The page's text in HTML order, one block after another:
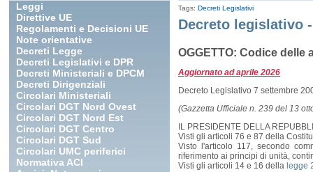
Leggi
Direttive UE
Regolamenti e Decisioni UE
Note orientative
Decreti Legge
Decreti Legislativi e DPR
Decreti Ministeriali e DPCM
Decreti Dirigenziali
Circolari Ministeriali
Circolari DGT Nord Ovest
Circolari DGT Nord Est
Circolari DGT Centro
Circolari DGT Sud
Circolari UMC periferici
Normativa ACI
Tags: Decreti Legislativi
Decreto legislativo
OGGETTO: Codice delle
Aggiornato ad aprile 2026
Decreto Legislativo 7 settembre
(Gazzetta Ufficiale n. 239 del 13
IL PRESIDENTE DELLA
Visti gli articoli 76 e 87 della
Visto l'articolo 117, secondo
riferimento ai principi di unità,
Visti gli articoli 14 e 16 della legge